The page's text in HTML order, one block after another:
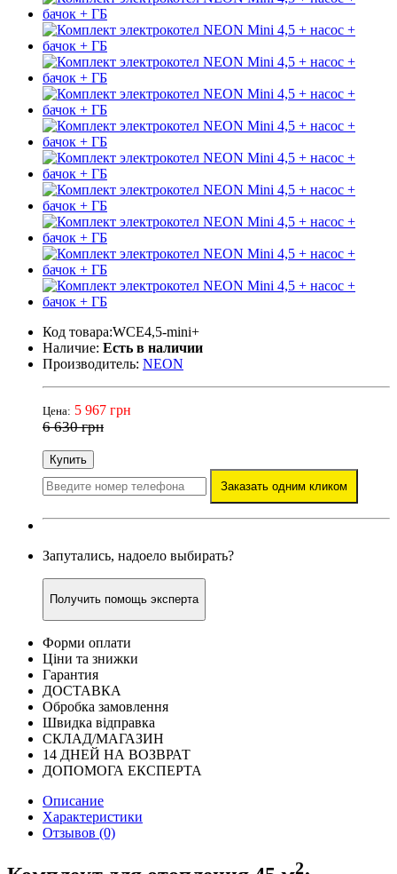
Код товара:WCE4,5-mini+
Наличие: Есть в наличии
Производитель: NEON
Цена: 5 967 грн
6 630 грн
Купить
Заказать одним кликом
Запутались, надоело выбирать?
Получить помощь эксперта
Форми оплати
Ціни та знижки
Гарантия
ДОСТАВКА
Обробка замовлення
Швидка відправка
СКЛАД/МАГАЗИН
14 ДНЕЙ НА ВОЗВРАТ
ДОПОМОГА ЕКСПЕРТА
Описание
Характеристики
Отзывов (0)
2